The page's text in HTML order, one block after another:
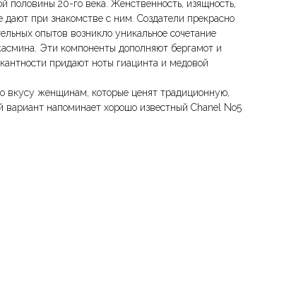
половины 20-го века. Женственность, изящность,
дают при знакомстве с ним. Создатели прекрасно
опытов возникло уникальное сочетание
Эти компоненты дополняют бергамот и
придают ноты гиацинта и медовой
вкусу женщинам, которые ценят традиционную,
напоминает хорошо известный Chanel No5